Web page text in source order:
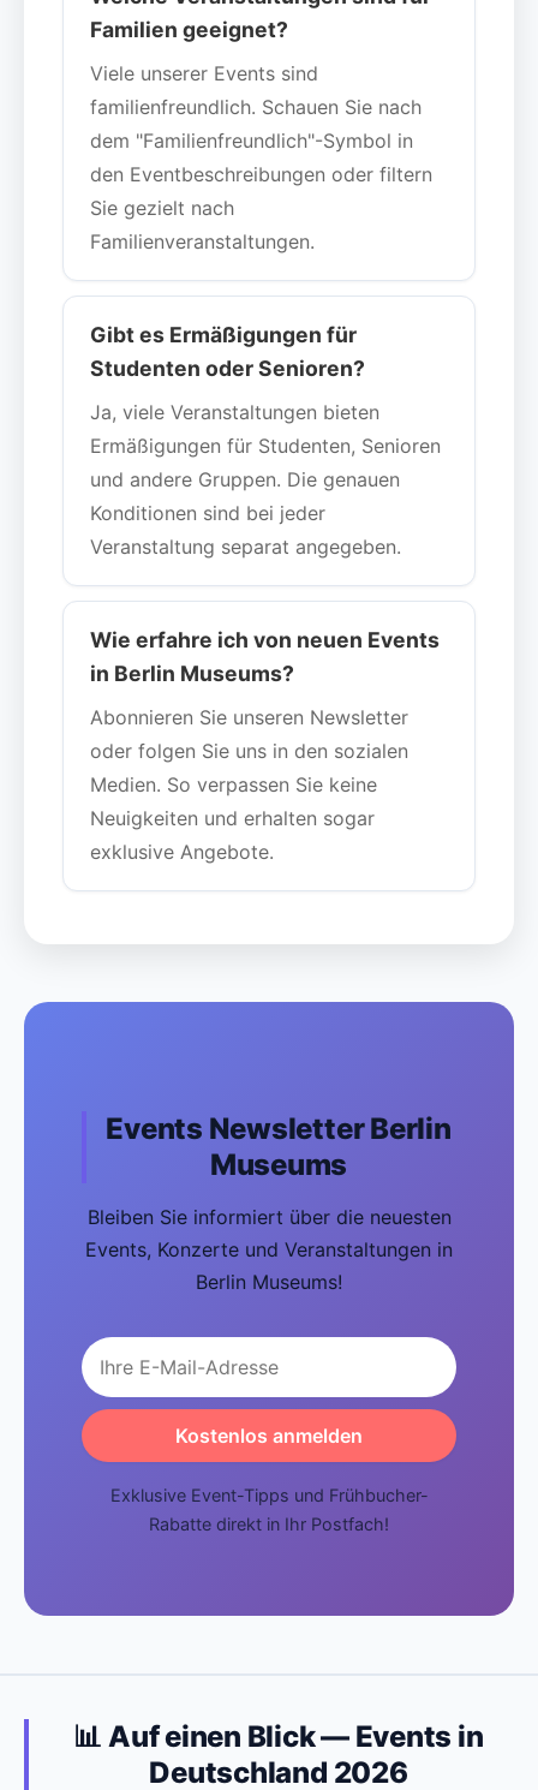
Familien geeignet?
Viele unserer Events sind
familienfreundlich. Schauen Sie nach
dem "Familienfreundlich"-Symbol in
den Eventbeschreibungen oder filtern
Sie gezielt nach
Familienveranstaltungen.
Gibt es Ermäßigungen für
Studenten oder Senioren?
Ja, viele Veranstaltungen bieten
Ermäßigungen für Studenten, Senioren
und andere Gruppen. Die genauen
Konditionen sind bei jeder
Veranstaltung separat angegeben.
Wie erfahre ich von neuen Events
in Berlin Museums?
Abonnieren Sie unseren Newsletter
oder folgen Sie uns in den sozialen
Medien. So verpassen Sie keine
Neuigkeiten und erhalten sogar
exklusive Angebote.
Events Newsletter Berlin
Museums
Bleiben Sie informiert über die neuesten
Events, Konzerte und Veranstaltungen in
Berlin Museums!
Kostenlos anmelden
Exklusive Event-Tipps und Frühbucher-
Rabatte direkt in Ihr Postfach!
📊 Auf einen Blick — Events in
Deutschland 2026